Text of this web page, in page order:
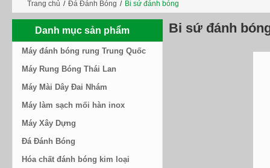
Trang chủ / Đá Đánh Bóng / Bi sứ đánh bóng
Bi sứ đánh
Danh mục sản phẩm
Máy đánh bóng rung Trung Quốc
Máy Rung Bóng Thái Lan
Máy Mài Dây Đai Nhám
Máy làm sạch mối hàn inox
Máy Xây Dựng
Đá Đánh Bóng
Hóa chất đánh bóng kim loại